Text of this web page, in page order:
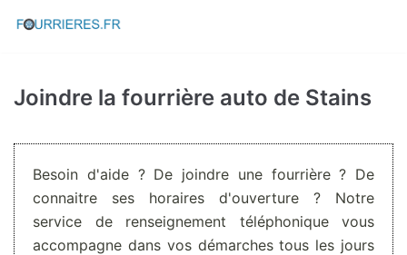
Aller
Joindre la fourrière auto de Stains
Besoin d'aide ? De joindre une fourrière ? De
connaitre ses horaires d'ouverture ? Notre
service de renseignement téléphonique vous
accompagne dans vos démarches tous les jours